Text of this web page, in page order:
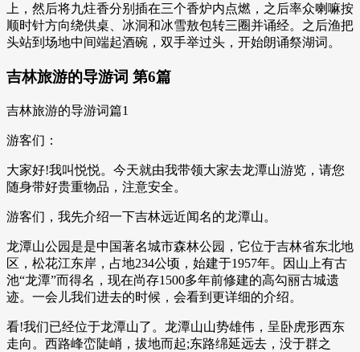
上，然后将九炷香分别插在三个香炉内点燃，之后率众喇嘛按
顺时针方向绕供桌、冰洞和冰雪敖包转三圈并诵经。之后渔把
头站到场地中间端起酒碗，双手举过头，开始朗诵祭湖词。
吉林旅游的导游词 第6篇
吉林旅游的导游词篇1
游客们：
大家好!我叫悦悦。今天就由我带领大家去龙潭山游览，请您
随身带好贵重物品，注意安全。
游客们，我先介绍一下吉林远近闻名的龙潭山。
龙潭山公园是是中国著名城市森林公园，它位于吉林省东北地
区，松花江东岸，占地234公顷，始建于1957年。因山上有古
池“龙潭”而得名，现在尚存1500多年前修建的高勾丽古城遗
迹。一会儿我们进去的时候，会看到更详细的介绍。
看!我们已经位于龙潭山了。龙潭山山势雄伟，呈卧虎形西东
走向。西路峰峦陡峭，拔地而起;东路绵延远去，没于群之